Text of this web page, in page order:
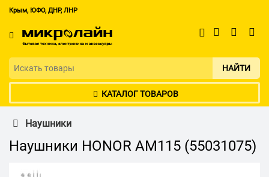
Крым, ЮФО, ДНР, ЛНР
НАЙТИ
КАТАЛОГ ТОВАРОВ
Наушники
Наушники HONOR AM115 (55031075)